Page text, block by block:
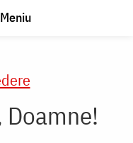
Meniu
Doamne!